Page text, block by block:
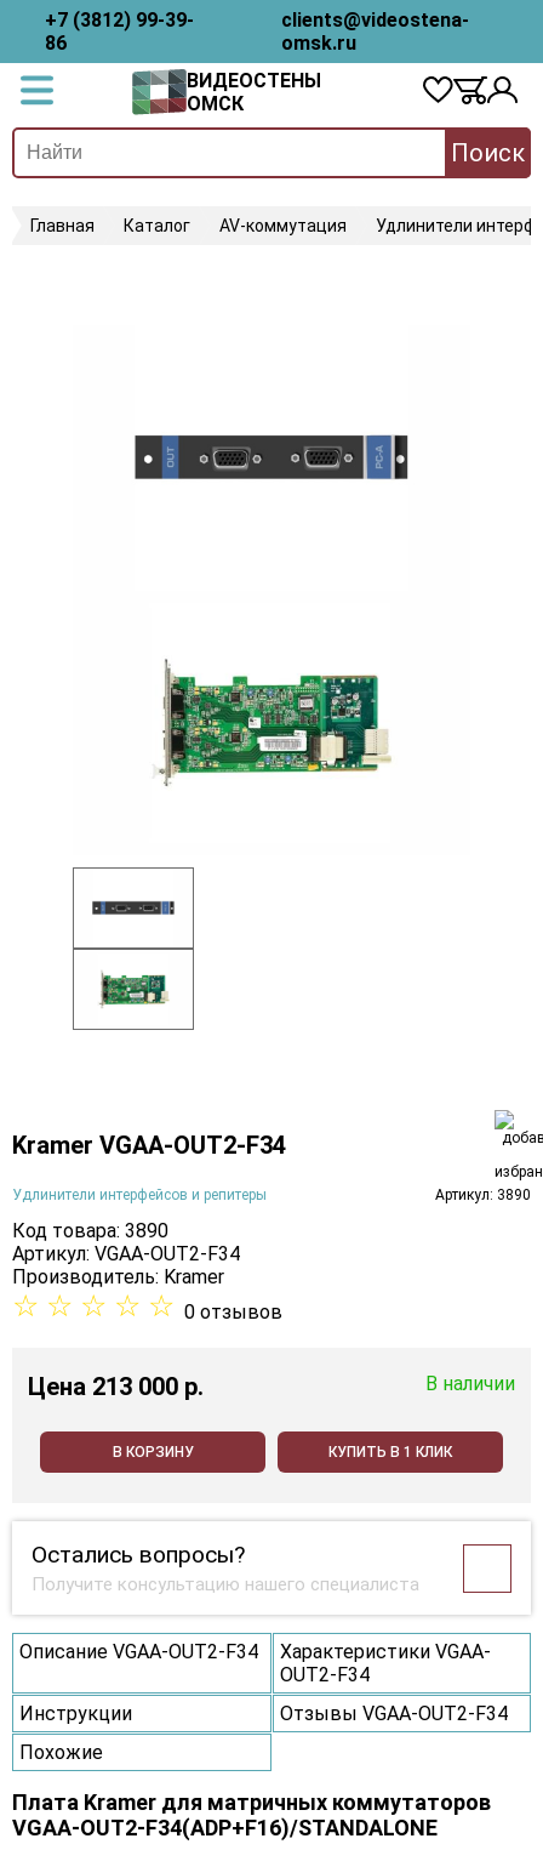
+7 (3812) 99-39-
86
clients@videostena-
omsk.ru
ВИДЕОСТЕНЫ
ОМСК
Поиск
Главная Каталог AV-коммутация Удлинители
Kramer VGAA-OUT2-F34
Удлинители интерфейсов и репитеры Артикул: 3890
Код товара: 3890
Артикул: VGAA-OUT2-F34
Производитель: Kramer
☆ ☆ ☆ ☆ ☆ 0 отзывов
Цена 213 000 p. В наличии
В КОРЗИНУ КУПИТЬ В 1 КЛИК
Остались вопросы?
Получите консультацию нашего специалиста
Описание VGAA-OUT2-F34
Характеристики VGAA-
OUT2-F34
Инструкции
Отзывы VGAA-OUT2-F34
Похожие
Плата Kramer для матричных коммутаторов
VGAA-OUT2-F34(ADP+F16)/STANDALONE